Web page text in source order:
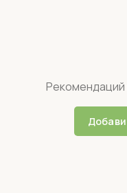
Рекомендаций